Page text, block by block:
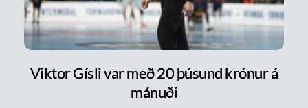
Viktor Gísli var með 20 þúsund krónur á
mánuði